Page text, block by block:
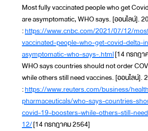
Most fully vaccinated people who get
are asymptomatic, WHO says. [ออนไลน์].
:https://www.cnbc.com/2021/07/12/
vaccinated-people-who-get-covid-delta-
asymptomatic-who-says-.html[14 กรกฎา
WHO says countries should not order
while others still need vaccines. [ออนไลน์].
:https://www.reuters.com/business/
pharmaceuticals/who-says-countries-
covid-19-boosters-while-others-still-
12/[14 กรกฎาคม 2564]